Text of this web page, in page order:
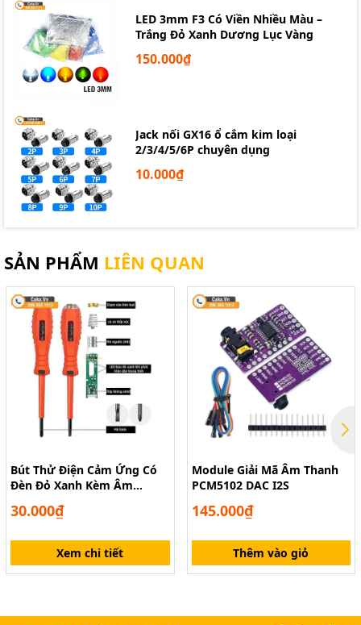
LED 3mm F3 Có Viền Nhiều Màu –
Trắng Đỏ Xanh Dương Lục Vàng
150.000₫
Jack nối GX16 ổ cắm kim loại
2/3/4/5/6P chuyên dụng
10.000₫
SẢN PHẨM LIÊN QUAN
Bút Thử Điện Cảm Ứng Có
Đèn Đỏ Xanh Kèm Âm
30.000₫
Xem chi tiết
Module Giải Mã Âm Thanh
PCM5102 DAC I2S
145.000₫
Thêm vào giỏ